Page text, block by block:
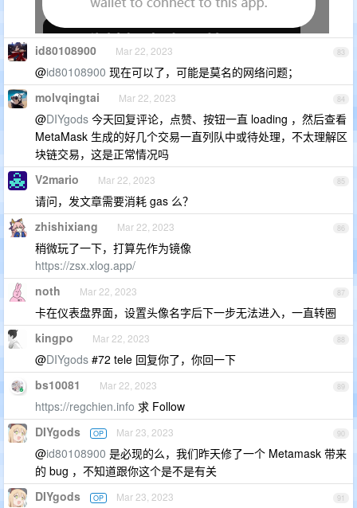
83
id80108900 Mar 22, 2023
@id80108900 现在可以了，可能是莫名的网络问题；
84
molvqingtai Mar 22, 2023
@DIYgods 今天回复评论，点赞、按钮一直 loading ，然后查看
MetaMask 生成的好几个交易一直列队中或待处理，不太理解区
块链交易，这是正常情况吗
85
V2mario Mar 22, 2023
请问，发文章需要消耗 gas 么？
86
zhishixiang Mar 22, 2023
稍微玩了一下，打算先作为镜像
https://zsx.xlog.app/
87
noth Mar 22, 2023
卡在仪表盘界面，设置头像名字后下一步无法进入，一直转圈
88
kingpo Mar 22, 2023
@DIYgods #72 tele 回复你了，你回一下
89
bs10081 Mar 22, 2023
https://regchien.info 求 Follow
90
DIYgods OP Mar 23, 2023
@id80108900 是必现的么，我们昨天修了一个 Metamask 带来
的 bug ，不知道跟你这个是不是有关
91
DIYgods OP Mar 23, 2023